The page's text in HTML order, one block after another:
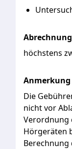
höchstens
Anmerkung
Die
nichtvor
Verordnung
Hörgeräten
Berechnung